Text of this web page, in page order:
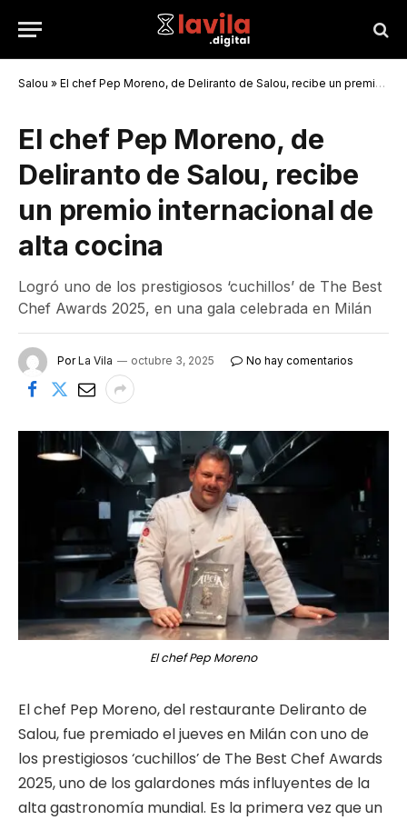
Salou » El chef Pep Moreno, de Deliranto de Salou, recibe un premio internacional de alta cocina
El chef Pep Moreno, de
Deliranto de Salou, recibe
un premio internacional de
alta cocina
Logró uno de los prestigiosos ‘cuchillos’ de The Best
Chef Awards 2025, en una gala celebrada en Milán
Por La Vila octubre 3, 2025 No hay comentarios
El chef Pep Moreno
El chef Pep Moreno, del restaurante Deliranto de
Salou, fue premiado el jueves en Milán con uno de
los prestigiosos ‘cuchillos’ de The Best Chef Awards
2025, uno de los galardones más influyentes de la
alta gastronomía mundial. Es la primera vez que un